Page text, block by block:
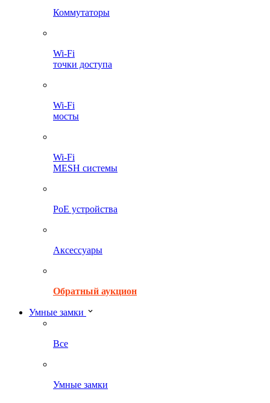
Коммутаторы
Wi-Fi
точки доступа
Wi-Fi
мосты
Wi-Fi
MESH системы
PoE устройства
Аксессуары
Обратный аукцион
Умные замки
Все
Умные замки